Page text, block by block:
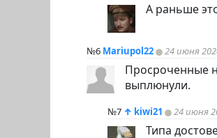
А раньше
№6 Mariupol22 24 июня
Просроченные
выплюнули.
№7 ↑ kiwi21 24 июня
Типа